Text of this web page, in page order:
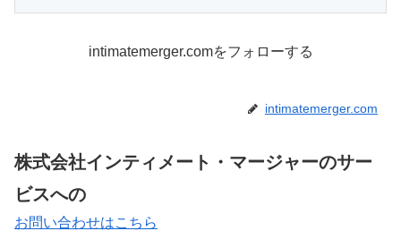
intimatemerger.comをフォローする
intimatemerger.com
株式会社インティメート・マージャーのサー
ビスへの
お問い合わせはこちら